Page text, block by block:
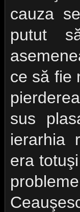
cauza
putut
ce să fie
sus
ierarhia
era